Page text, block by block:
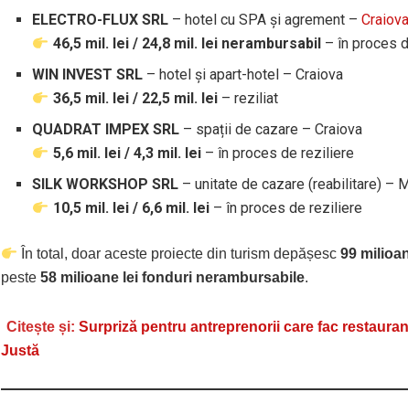
ELECTRO-FLUX SRL – hotel cu SPA și agrement –Craiova
46,5 mil. lei / 24,8 mil. lei nerambursabil– în proces
WIN INVEST SRL – hotel și apart-hotel – Craiova
36,5 mil. lei / 22,5 mil. lei– reziliat
QUADRAT IMPEX SRL – spații de cazare – Craiova
5,6 mil. lei / 4,3 mil. lei– în proces de reziliere
SILK WORKSHOP SRL – unitate de cazare (reabilitare) –
10,5 mil. lei / 6,6 mil. lei– în proces de reziliere
În total, doar aceste proiecte din turism depășesc99
peste 58 milioane lei fonduri nerambursabile.
Citește și: Surpriză pentru antreprenorii care fac
Justă